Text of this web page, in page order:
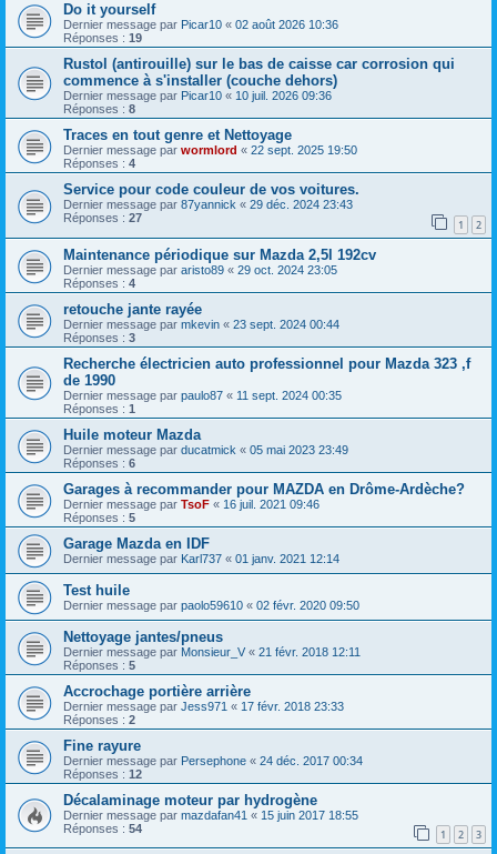
Do it yourself
Dernier message par Picar10 « 02 août 2026 10:36
Réponses : 19
Rustol (antirouille) sur le bas de caisse car corrosion qui
commence à s'installer (couche dehors)
Dernier message par Picar10 « 10 juil. 2026 09:36
Réponses : 8
Traces en tout genre et Nettoyage
Dernier message par wormlord « 22 sept. 2025 19:50
Réponses : 4
Service pour code couleur de vos voitures.
Dernier message par 87yannick « 29 déc. 2024 23:43
Réponses : 27 1 2
Maintenance périodique sur Mazda 2,5l 192cv
Dernier message par aristo89 « 29 oct. 2024 23:05
Réponses : 4
retouche jante rayée
Dernier message par mkevin « 23 sept. 2024 00:44
Réponses : 3
Recherche électricien auto professionnel pour Mazda 323 ,f
de 1990
Dernier message par paulo87 « 11 sept. 2024 00:35
Réponses : 1
Huile moteur Mazda
Dernier message par ducatmick « 05 mai 2023 23:49
Réponses : 6
Garages à recommander pour MAZDA en Drôme-Ardèche?
Dernier message par TsoF « 16 juil. 2021 09:46
Réponses : 5
Garage Mazda en IDF
Dernier message par Karl737 « 01 janv. 2021 12:14
Test huile
Dernier message par paolo59610 « 02 févr. 2020 09:50
Nettoyage jantes/pneus
Dernier message par Monsieur_V « 21 févr. 2018 12:11
Réponses : 5
Accrochage portière arrière
Dernier message par Jess971 « 17 févr. 2018 23:33
Réponses : 2
Fine rayure
Dernier message par Persephone « 24 déc. 2017 00:34
Réponses : 12
Décalaminage moteur par hydrogène
Dernier message par mazdafan41 « 15 juin 2017 18:55
Réponses : 54 1 2 3